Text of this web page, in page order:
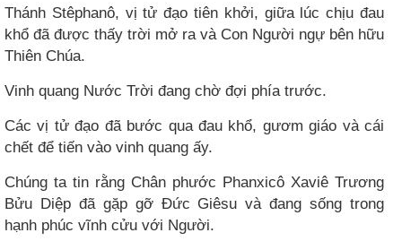
Thánh Stêphanô, vị tử đạo tiên khởi, giữa lúc chịu đau
khổ đã được thấy trời mở ra và Con Người ngự bên hữu
Thiên Chúa.
Vinh quang Nước Trời đang chờ đợi phía trước.
Các vị tử đạo đã bước qua đau khổ, gươm giáo và cái
chết để tiến vào vinh quang ấy.
Chúng ta tin rằng Chân phước Phanxicô Xaviê Trương
Bửu Diệp đã gặp gỡ Đức Giêsu và đang sống trong
hạnh phúc vĩnh cửu với Người.